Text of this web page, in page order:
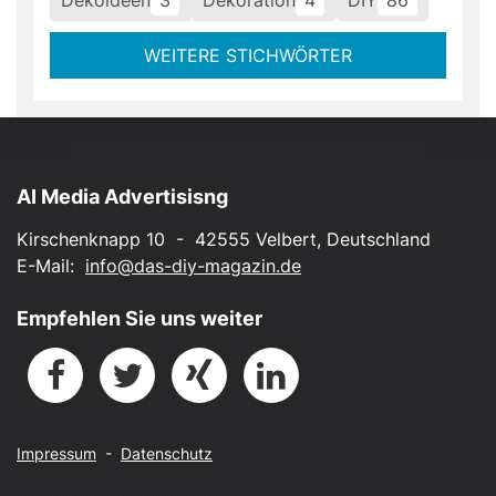
WEITERE STICHWÖRTER
AI Media Advertisisng
Kirschenknapp 10 - 42555 Velbert, Deutschland
E-Mail: info@das-diy-magazin.de
Empfehlen Sie uns weiter
Impressum - Datenschutz